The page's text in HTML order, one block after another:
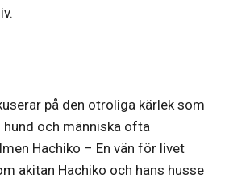
på den otroliga kärlek som
och människa ofta
Hachiko – En vän för livet
akitan Hachiko och hans husse